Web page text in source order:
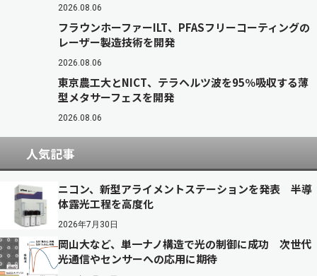
2026.08.06
フラウンホーファーILT、PFASフリーコーティングの
レーザー製造技術を開発
2026.08.06
東京農工大とNICT、テラヘルツ波を95％吸収する薄
型メタサーフェスを開発
2026.08.06
人気記事
ニコン、新型アライメントステーションを発表 半導
体露光工程を高度化
2026年7月30日
岡山大など、単一ナノ構造で光の制御に成功 次世代
光通信やセンサーへの応用に期待